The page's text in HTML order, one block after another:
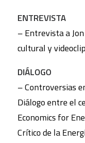
ENTREVISTA
– Entrevista a
cultural y
DIÁLOGO
– Controversias
Diálogo entre el
Economics for
Crítico de la